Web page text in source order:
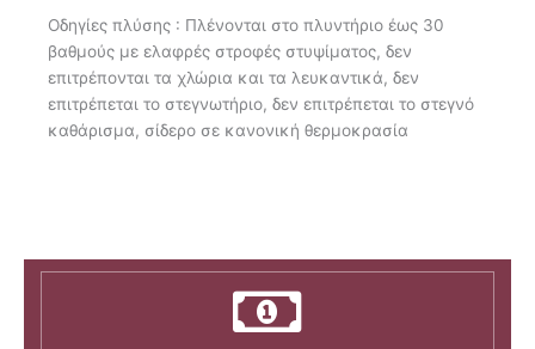
Οδηγίες πλύσης : Πλένονται στο πλυντήριο έως 30
βαθμούς με ελαφρές στροφές στυψίματος, δεν
επιτρέπονται τα χλώρια και τα λευκαντικά, δεν
επιτρέπεται το στεγνωτήριο, δεν επιτρέπεται το στεγνό
καθάρισμα, σίδερο σε κανονική θερμοκρασία